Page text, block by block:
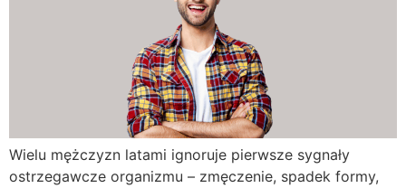
Wielu mężczyzn latami ignoruje pierwsze sygnały
ostrzegawcze organizmu – zmęczenie, spadek formy,